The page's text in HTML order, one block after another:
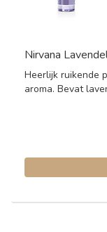
Nirvana
Heerlijk ruikende
aroma. Bevat